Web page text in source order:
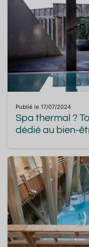
Publié le 17/07/2024
Spa thermal ?
dédié au bien-